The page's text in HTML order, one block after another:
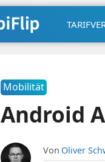
Mobilität
Android
Von Oliver